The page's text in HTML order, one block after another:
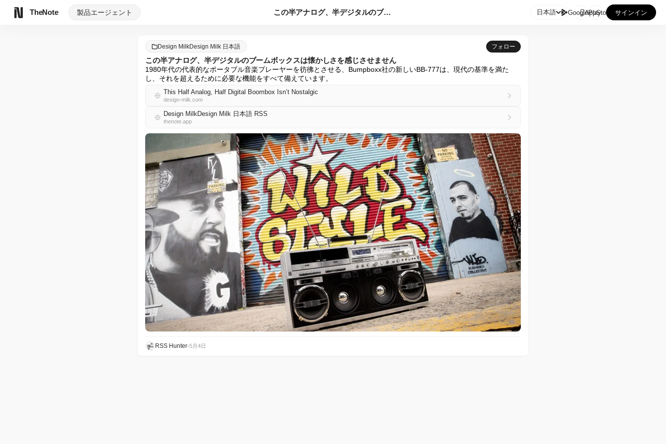
TheNote 製品エージェント この半アナログ、半デジタルのブームボックスは懐かしさを感じさ... 日本語 GooglePlay
AppStore サインイン
Design MilkDesign Milk 日本語 フォロー
この半アナログ、半デジタルのブームボックスは懐かしさを感じさせません
1980年代の代表的なポータブル音楽プレーヤーを彷彿とさせる、Bumpboxx社の新しいBB-777は、現代の基準を満た
し、それを超えるために必要な機能をすべて備えています。
This Half Analog, Half Digital Boombox Isn’t Nostalgic
design-milk.com
Design MilkDesign Milk 日本語 RSS
thenote.app
RSS Hunter•5月4日